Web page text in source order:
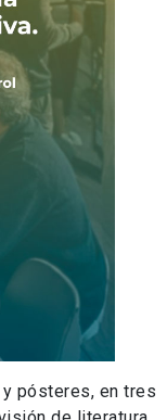
pósteres, en tres